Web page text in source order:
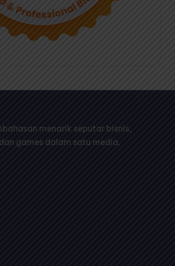
menarik seputar bisnis,
games dalam satu media.